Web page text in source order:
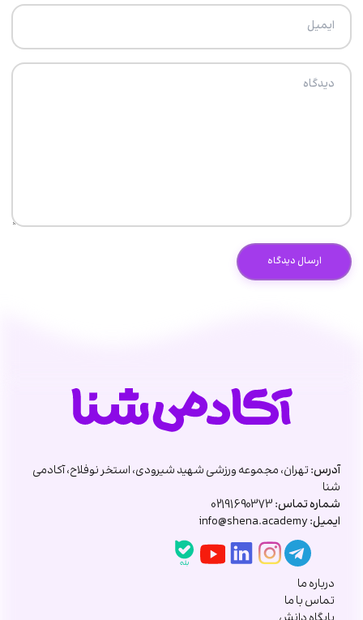
آدرس:تهران، مجموعه ورزشی شهید شیرودی، استخر نوفلاح، آکادمی
شنا
شماره تماس:02191690373
ایمیل:info@shena.academy
درباره ما
تماس با ما